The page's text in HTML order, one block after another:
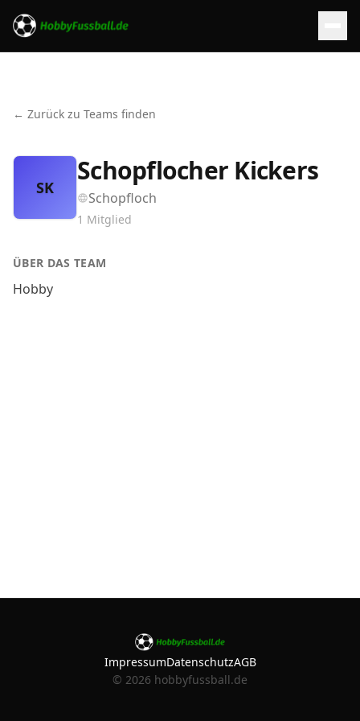
← Zurück zu Teams finden
SK
Schopflocher Kickers
Schopfloch
1 Mitglied
ÜBER DAS TEAM
Hobby
ImpressumDatenschutzAGB
© 2026 hobbyfussball.de